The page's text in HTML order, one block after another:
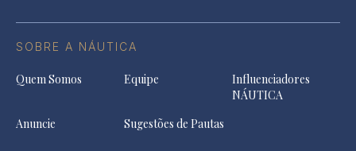
SOBRE A NÁUTICA
Quem Somos Equipe
Influenciadores
NÁUTICA
Anuncie
Sugestões de Pautas